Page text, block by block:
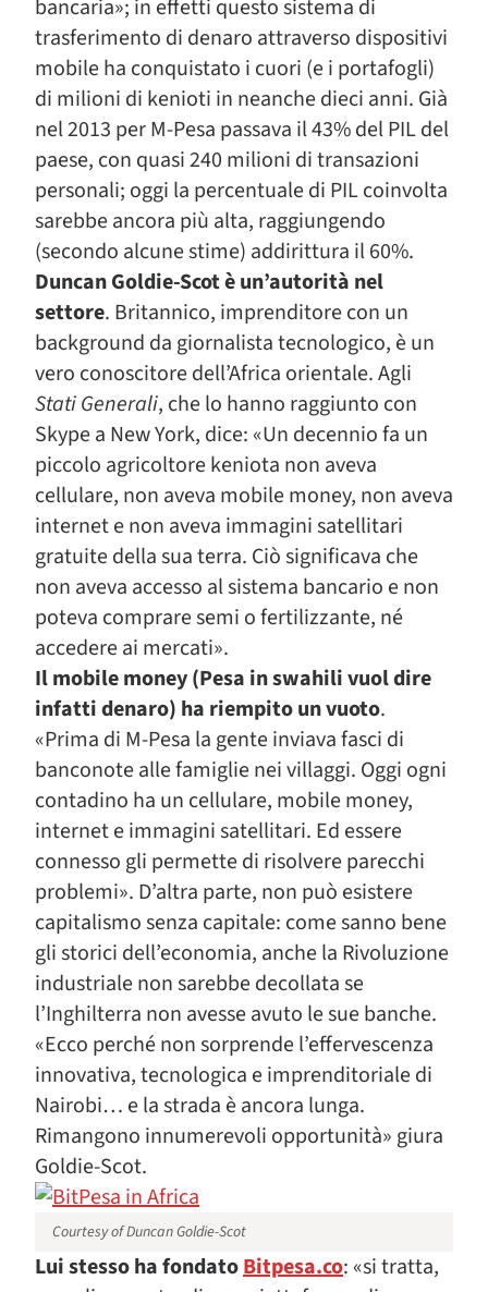
bancaria»; in effetti questo sistema di
trasferimento di denaro attraverso dispositivi
mobile ha conquistato i cuori (e i portafogli)
di milioni di kenioti in neanche dieci anni. Già
nel 2013 per M-Pesa passava il 43% del PIL del
paese, con quasi 240 milioni di transazioni
personali; oggi la percentuale di PIL coinvolta
sarebbe ancora più alta, raggiungendo
(secondo alcune stime) addirittura il 60%.
Duncan Goldie-Scot è un’autorità nel
settore. Britannico, imprenditore con un
background da giornalista tecnologico, è un
vero conoscitore dell’Africa orientale. Agli
Stati Generali, che lo hanno raggiunto con
Skype a New York, dice: «Un decennio fa un
piccolo agricoltore keniota non aveva
cellulare, non aveva mobile money, non aveva
internet e non aveva immagini satellitari
gratuite della sua terra. Ciò significava che
non aveva accesso al sistema bancario e non
poteva comprare semi o fertilizzante, né
accedere ai mercati».
Il mobile money (Pesa in swahili vuol dire
infatti denaro) ha riempito un vuoto.
«Prima di M-Pesa la gente inviava fasci di
banconote alle famiglie nei villaggi. Oggi ogni
contadino ha un cellulare, mobile money,
internet e immagini satellitari. Ed essere
connesso gli permette di risolvere parecchi
problemi». D’altra parte, non può esistere
capitalismo senza capitale: come sanno bene
gli storici dell’economia, anche la Rivoluzione
industriale non sarebbe decollata se
l’Inghilterra non avesse avuto le sue banche.
«Ecco perché non sorprende l’effervescenza
innovativa, tecnologica e imprenditoriale di
Nairobi… e la strada è ancora lunga.
Rimangono innumerevoli opportunità» giura
Goldie-Scot.
Courtesy of Duncan Goldie-Scot
Lui stesso ha fondatoBitpesa.co: «si tratta,